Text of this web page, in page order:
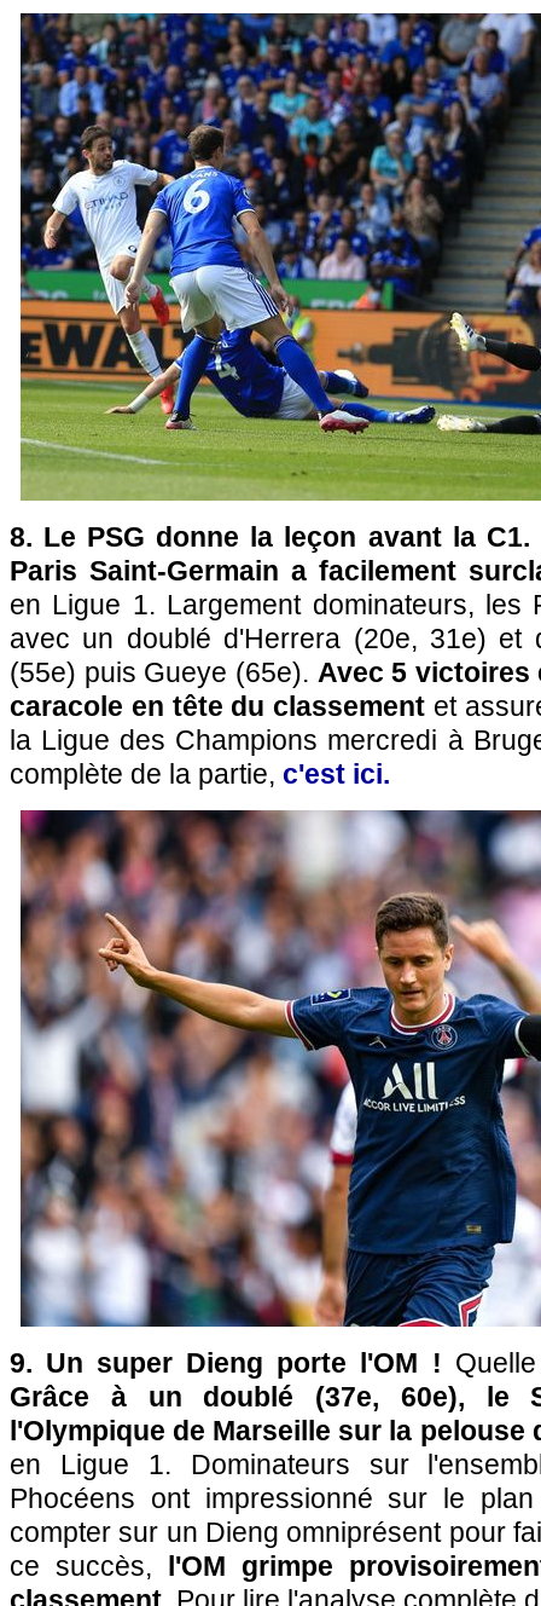
8. Le PSG donne la leçon avant la C1.
Paris Saint-Germain a facilement
en Ligue 1. Largement dominateurs, les
avec un doublé d'Herrera (20e, 31e) et
(55e) puis Gueye (65e). Avec 5 victoires
caracole en tête du classement et
la Ligue des Champions mercredi à
complète de la partie, c'est ici.
9. Un super Dieng porte l'OM !
Grâce à un doublé (37e, 60e), le
l'Olympique de Marseille sur la pelouse
en Ligue 1. Dominateurs sur
Phocéens ont impressionné sur le
compter sur un Dieng omniprésent pour
ce succès, l'OM grimpe